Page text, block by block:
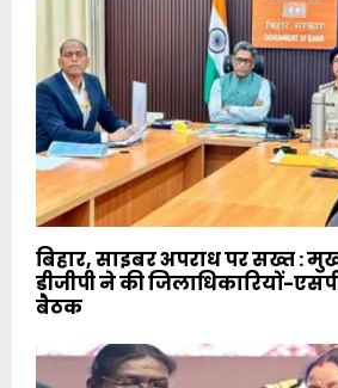
बिहार, साइबर अपराध पर सख्त :
डीजीपी ने की जिलाधिकारियों-
बैठक